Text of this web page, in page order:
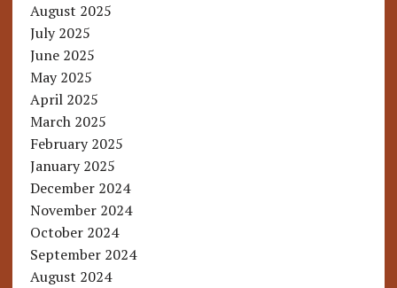
August 2025
July 2025
June 2025
May 2025
April 2025
March 2025
February 2025
January 2025
December 2024
November 2024
October 2024
September 2024
August 2024